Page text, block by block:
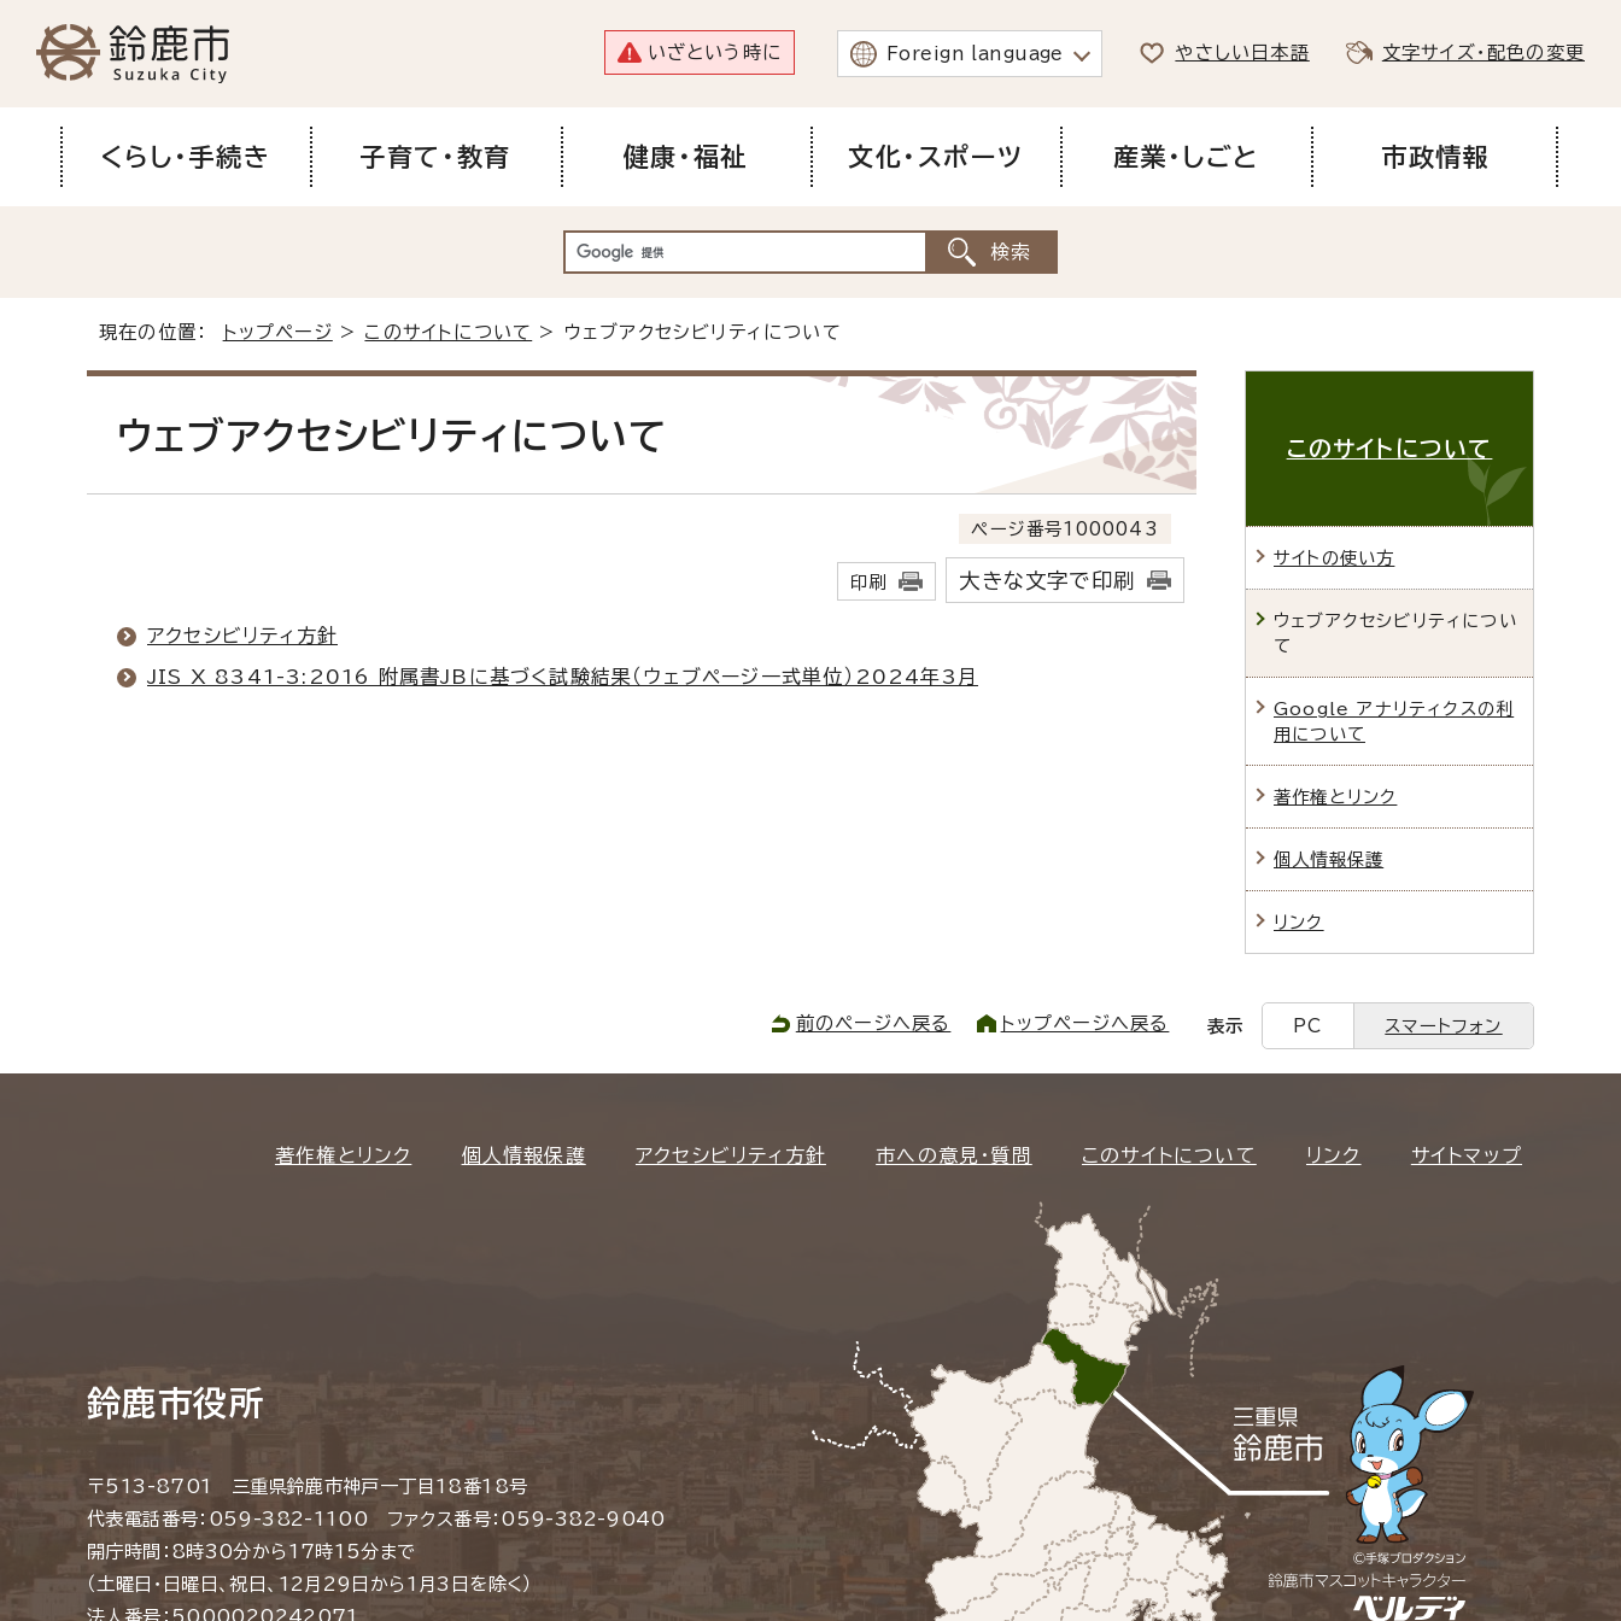
いざという時に Foreign language やさしい日本語 文字サイズ・配色の変更
くらし・手続き 子育て・教育 健康・福祉 文化・スポーツ 産業・しごと 市政情報
現在の位置： トップページ > このサイトについて > ウェブアクセシビリティについて
ウェブアクセシビリティについて
ページ番号1000043
印刷 大きな文字で印刷
アクセシビリティ方針
JIS X 8341-3:2016 附属書JBに基づく試験結果（ウェブページ一式単位）2024年3月
このサイトについて
サイトの使い方
ウェブアクセシビリティについ
て
Google アナリティクスの利
用について
著作権とリンク
個人情報保護
リンク
前のページへ戻る トップページへ戻る 表示 PC スマートフォン
著作権とリンク 個人情報保護 アクセシビリティ方針 市への意見・質問 このサイトについて リンク サイトマップ
鈴鹿市役所
〒513-8701 三重県鈴鹿市神戸一丁目18番18号
代表電話番号：059-382-1100 ファクス番号：059-382-9040
開庁時間：8時30分から17時15分まで
（土曜日・日曜日、祝日、12月29日から1月3日を除く）
法人番号：5000020242071